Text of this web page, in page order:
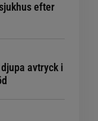
efter
avtryck i